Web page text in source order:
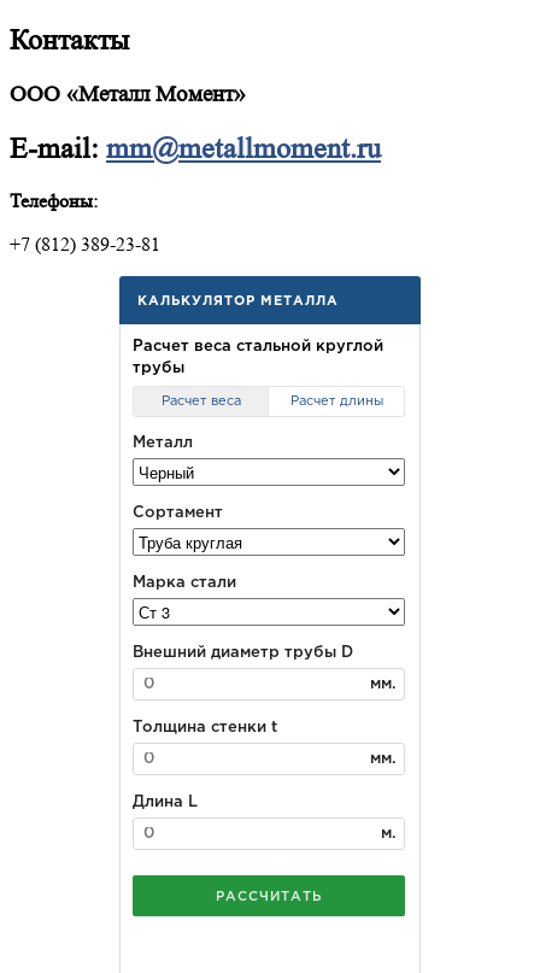
Контакты
ООО «Металл Момент»
E-mail: mm@metallmoment.ru
Телефоны:
+7 (812) 389-23-81